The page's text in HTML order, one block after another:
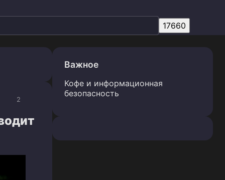
2
Важное
Кофе и информационная
безопасность